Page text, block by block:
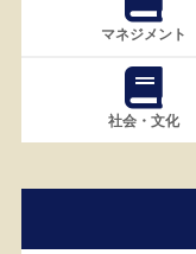
マネジメント
社会・文化